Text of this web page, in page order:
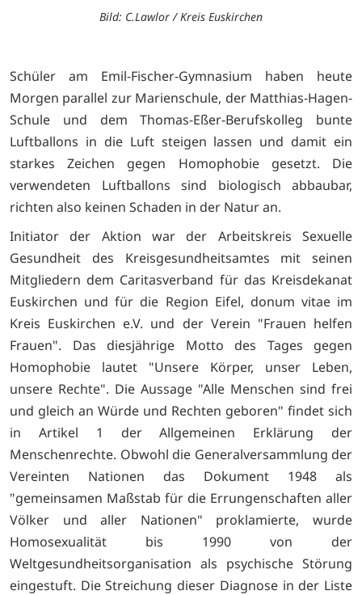
Bild: C.Lawlor / Kreis Euskirchen
Schüler am Emil-Fischer-Gymnasium haben heute
Morgen parallel zur Marienschule, der Matthias-Hagen-
Schule und dem Thomas-Eßer-Berufskolleg bunte
Luftballons in die Luft steigen lassen und damit ein
starkes Zeichen gegen Homophobie gesetzt. Die
verwendeten Luftballons sind biologisch abbaubar,
richten also keinen Schaden in der Natur an.
Initiator der Aktion war der Arbeitskreis Sexuelle
Gesundheit des Kreisgesundheitsamtes mit seinen
Mitgliedern dem Caritasverband für das Kreisdekanat
Euskirchen und für die Region Eifel, donum vitae im
Kreis Euskirchen e.V. und der Verein "Frauen helfen
Frauen". Das diesjährige Motto des Tages gegen
Homophobie lautet "Unsere Körper, unser Leben,
unsere Rechte". Die Aussage "Alle Menschen sind frei
und gleich an Würde und Rechten geboren" findet sich
in Artikel 1 der Allgemeinen Erklärung der
Menschenrechte. Obwohl die Generalversammlung der
Vereinten Nationen das Dokument 1948 als
"gemeinsamen Maßstab für die Errungenschaften aller
Völker und aller Nationen" proklamierte, wurde
Homosexualität bis 1990 von der
Weltgesundheitsorganisation als psychische Störung
eingestuft. Die Streichung dieser Diagnose in der Liste